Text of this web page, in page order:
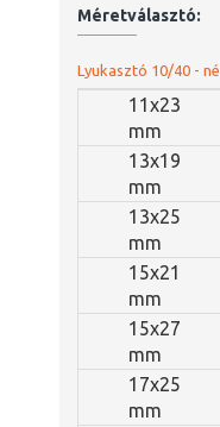
Méretválasztó:
Lyukasztó 10/40 -
11x23
mm
13x19
mm
13x25
mm
15x21
mm
15x27
mm
17x25
mm